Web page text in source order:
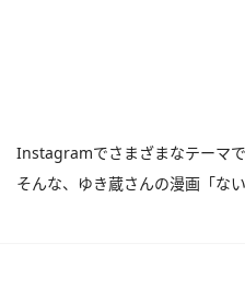
Instagramでさまざまなテーマ
そんな、ゆき蔵さんの漫画「な